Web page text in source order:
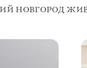
НОВГОРОД